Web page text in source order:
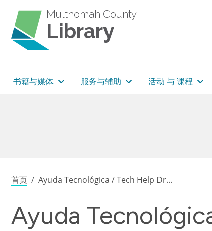
Multnomah County
Library
主导航
书籍与媒体 服务与辅助 活动 与 课程
面包屑
首页 Ayuda Tecnológica / Tech Help Dr...
Ayuda